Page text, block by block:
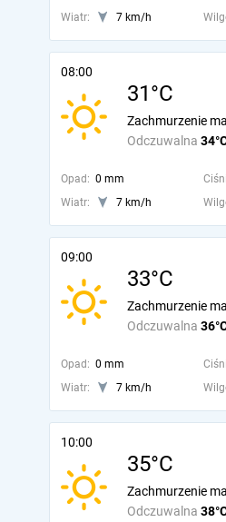
Wiatr: 7 km/h
08:00
31°C
Odczuwalna
Zachmurzenie
Opad: 0 mm
Wiatr:
7 km/h
09:00
33°C
Odczuwalna
Zachmurzenie
Opad: 0 mm
Wiatr:
7 km/h
10:00
35°C
Odczuwalna
Zachmurzenie